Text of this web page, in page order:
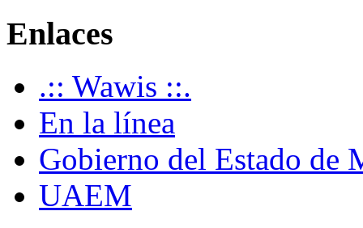
Enlaces
.:: Wawis ::.
En la línea
Gobierno del Estado de
UAEM